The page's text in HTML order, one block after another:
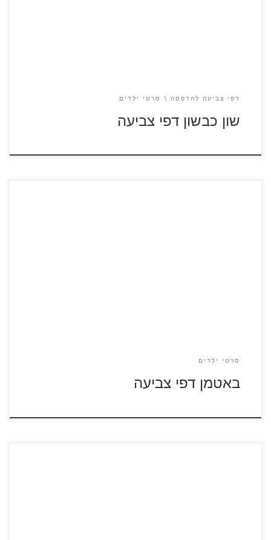
דפי צביעה להדפסה סרטי ילדים
שון כבשון דפי צביעה
סרטי ילדים
באטמן דפי צביעה